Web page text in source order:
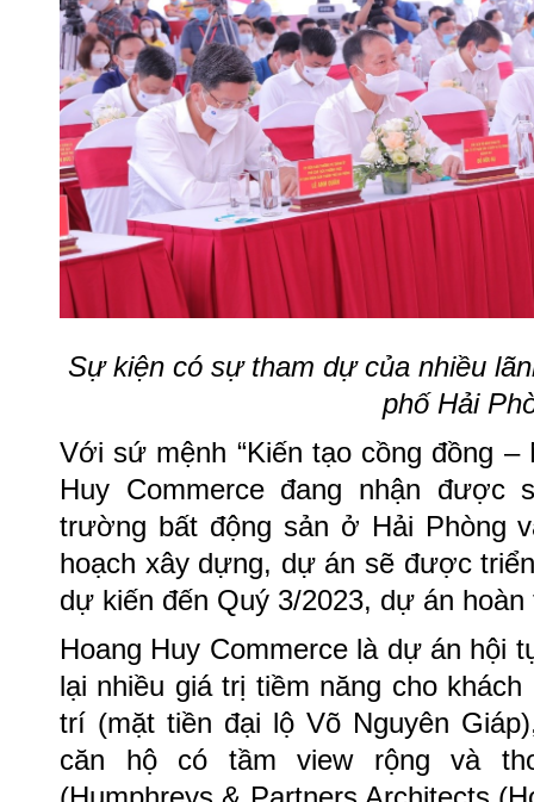
Sự kiện có sự tham dự của nhiều
phố Hải
Với sứ mệnh “Kiến tạo cồng đồng –
Huy Commerce đang nhận
trường bất động sản ở Hải Phòng
hoạch xây dựng, dự án sẽ được
dự kiến đến Quý 3/2023, dự án
Hoang Huy Commerce là dự án hội
lại nhiều giá trị tiềm năng cho
trí (mặt tiền đại lộ Võ Nguyên
căn hộ có tầm view rộng và